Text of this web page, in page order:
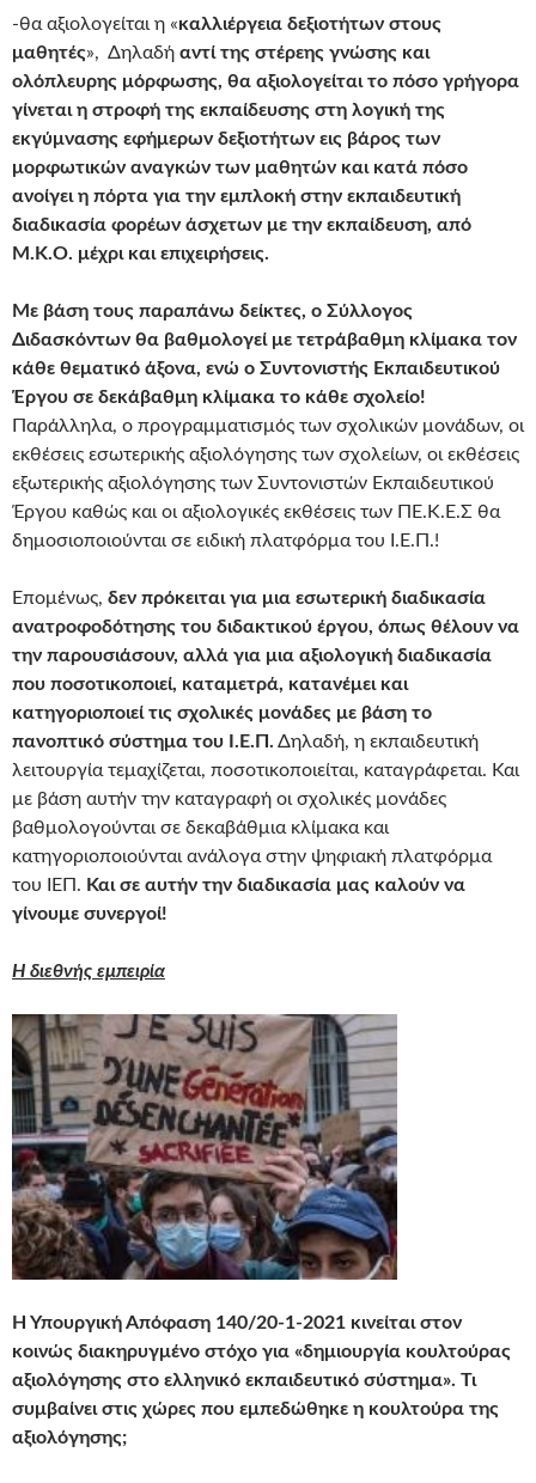
-θα αξιολογείται η «καλλιέργεια δεξιοτήτων στους
μαθητές», Δηλαδή αντί της στέρεης γνώσης και
ολόπλευρης μόρφωσης, θα αξιολογείται το πόσο γρήγορα
γίνεται η στροφή της εκπαίδευσης στη λογική της
εκγύμνασης εφήμερων δεξιοτήτων εις βάρος των
μορφωτικών αναγκών των μαθητών και κατά πόσο
ανοίγει η πόρτα για την εμπλοκή στην εκπαιδευτική
διαδικασία φορέων άσχετων με την εκπαίδευση, από
Μ.Κ.Ο. μέχρι και επιχειρήσεις.
Με βάση τους παραπάνω δείκτες, ο Σύλλογος
Διδασκόντων θα βαθμολογεί με τετράβαθμη κλίμακα τον
κάθε θεματικό άξονα, ενώ ο Συντονιστής Εκπαιδευτικού
Έργου σε δεκάβαθμη κλίμακα το κάθε σχολείο!
Παράλληλα, ο προγραμματισμός των σχολικών μονάδων, οι
εκθέσεις εσωτερικής αξιολόγησης των σχολείων, οι εκθέσεις
εξωτερικής αξιολόγησης των Συντονιστών Εκπαιδευτικού
Έργου καθώς και οι αξιολογικές εκθέσεις των ΠΕ.Κ.Ε.Σ θα
δημοσιοποιούνται σε ειδική πλατφόρμα του Ι.Ε.Π.!
Επομένως, δεν πρόκειται για μια εσωτερική διαδικασία
ανατροφοδότησης του διδακτικού έργου, όπως θέλουν να
την παρουσιάσουν, αλλά για μια αξιολογική διαδικασία
που ποσοτικοποιεί, καταμετρά, κατανέμει και
κατηγοριοποιεί τις σχολικές μονάδες με βάση το
πανοπτικό σύστημα του Ι.Ε.Π. Δηλαδή, η εκπαιδευτική
λειτουργία τεμαχίζεται, ποσοτικοποιείται, καταγράφεται. Και
με βάση αυτήν την καταγραφή οι σχολικές μονάδες
βαθμολογούνται σε δεκαβάθμια κλίμακα και
κατηγοριοποιούνται ανάλογα στην ψηφιακή πλατφόρμα
του ΙΕΠ. Και σε αυτήν την διαδικασία μας καλούν να
γίνουμε συνεργοί!
Η διεθνής εμπειρία
Η Υπουργική Απόφαση 140/20-1-2021 κινείται στον
κοινώς διακηρυγμένο στόχο για «δημιουργία κουλτούρας
αξιολόγησης στο ελληνικό εκπαιδευτικό σύστημα». Τι
συμβαίνει στις χώρες που εμπεδώθηκε η κουλτούρα της
αξιολόγησης;